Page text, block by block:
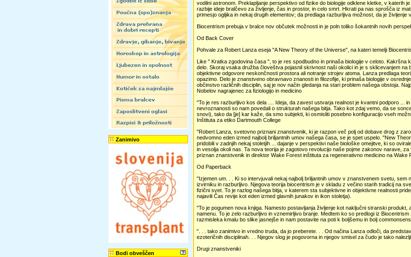
Zanimivo
Bodi obveščen
vodilni astronom. Preklapljanje perspektivo od fizike do biologije odklene kletke, v katerih
razbije ideje bralčevo za življenje, čas in prostor, in celo smrt. Hkrati pa nas sprošča iz
primesjo ogljika in nekaj drugih elementov; da predlaga razburljiva možnost, da je življenje
Biocentrism prebuja v bralce nov občutek možnosti in je poln toliko šokantnih novih
Od Back Cover
Pohvale za Robert Lanza eseja "A New Theory of the Universe", na kateri temelji
Like " Kratka zgodovina časa ", to je res spodbudno in prinaša biologije v celoto.
delo. Skoraj vsaka družba človeštva pojasnil skrivnost naši okolici in je s sklicevanjem na
objektivne odgovore neskončnosti prostora ali notranje strojev atoma. Lanza predlaga
opazimo. Delo je znanstveno obravnavo znanosti in filozofije, ki prinaša biologije v
občinstvo različnih disciplin, saj je nov način gledanja na stari problem našega obstoja.
Nobelov nagrajenec za fiziologijo in medicino
"To je res razburljivo kos dela .... Ideja, da zavest ustvarja realnost je kvantni podporo ...
nevroznanosti so nam povedali o strukturah našega bitja. Tako kot zdaj vemo, da se
snovi), tako da [je] kar kaže, da smo subjekti, ki osmisliti posebno konfiguracijo vseh
Inštituta za etiko Dartmouth College
"Robert Lanza, svetovno priznani znanstvenik, ki je razpon več polj od dobave drog z
nedvomno eden izmed najbolj briljantnih umov našega časa, se je spet uspelo. "New
pridobili v zadnjih nekaj stoletjih ... dajanje v perspektivi naše biološke omejitve, ki so
in vesolja okoli nas. Ta nova teorija je zagotovo revolucijo naše pojme zakonov narave,
priznan znanstvenik in direktor Wake Forest inštituta za regenerativno medicino na Wake
Od Paperback
"Izjemen um. . . Ki so intervjuvali nekaj najbolj briljantnih umov v znanstvenem svetu,
izvirniku in razburljivo. Njegova teorija biocentrism je v skladu z večino starih tradicij na
fizični svet. To je razlog našega bitja, v katerem sta subjektivne in objektivne realnosti
najavili Čas revije kot eden izmed glavnih junakov in ikon stoletja).
"To je pogumen nova knjiga. Namesto postavljanja življenje kot naključni stranski
namenu. To je zelo razburljivo in vznemirljivo branje. Medtem ko so predlogi iz
razmisleka kmalu bo slike jasnejše in nam postavite na poti k boljšemu in bolj
". . . tako zanimivo in vredno truda, da jo preberete. . . Od načina Lanza odloči, da
ezoteričnih disciplinah. . . Njegov slog je pogovorna in njegov smisel za čudo je tako
Drugi znanstveniki